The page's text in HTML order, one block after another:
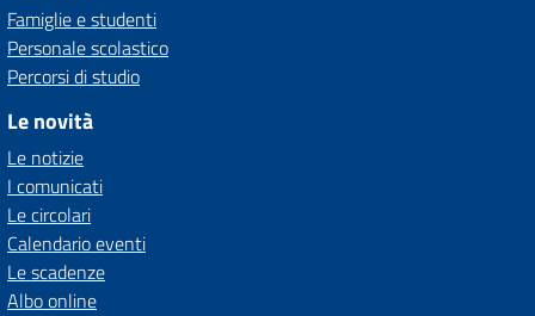
Famiglie e studenti
Personale scolastico
Percorsi di studio
Le novità
Le notizie
I comunicati
Le circolari
Calendario eventi
Le scadenze
Albo online